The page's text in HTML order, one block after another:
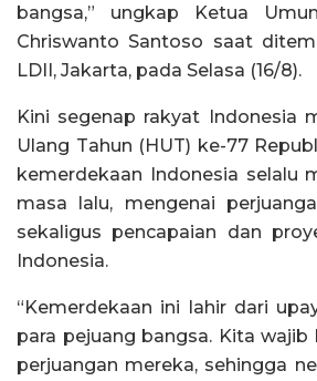
bangsa,” ungkap Ketua
Chriswanto Santoso saat
LDII, Jakarta, pada Selasa (16/8).
Kini segenap rakyat Indonesia
Ulang Tahun (HUT) ke-77
kemerdekaan Indonesia selalu
masa lalu, mengenai
sekaligus pencapaian dan
Indonesia.
“Kemerdekaan ini lahir dari
para pejuang bangsa. Kita wajib
perjuangan mereka, sehingga